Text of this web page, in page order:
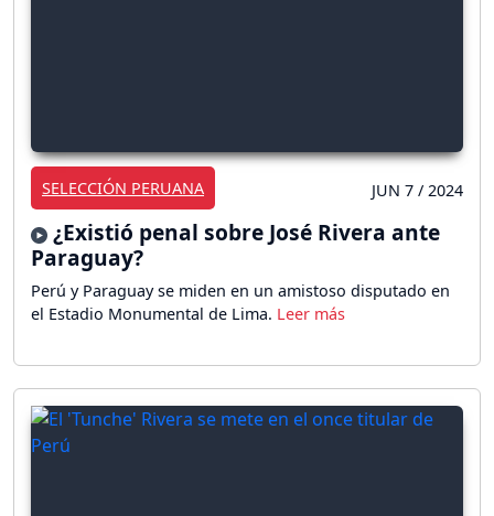
SELECCIÓN PERUANA JUN 7 / 2024
¿Existió penal sobre José Rivera ante
Paraguay?
Perú y Paraguay se miden en un amistoso disputado en
el Estadio Monumental de Lima.